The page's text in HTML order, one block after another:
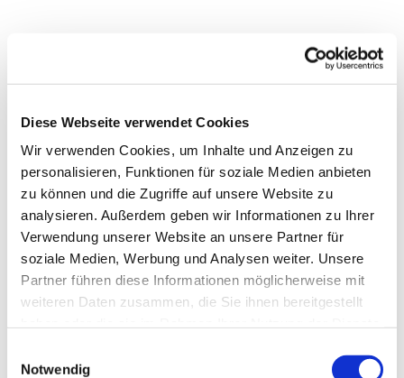
Diese Webseite verwendet Cookies
Wir verwenden Cookies, um Inhalte und Anzeigen zu
personalisieren, Funktionen für soziale Medien anbieten
zu können und die Zugriffe auf unsere Website zu
analysieren. Außerdem geben wir Informationen zu Ihrer
Verwendung unserer Website an unsere Partner für
soziale Medien, Werbung und Analysen weiter. Unsere
Partner führen diese Informationen möglicherweise mit
weiteren Daten zusammen, die Sie ihnen bereitgestellt
Notwendig